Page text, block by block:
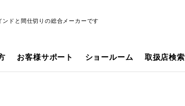
ンドと間仕切りの総合メーカーです
お客様サポート ショールーム 取扱店検索